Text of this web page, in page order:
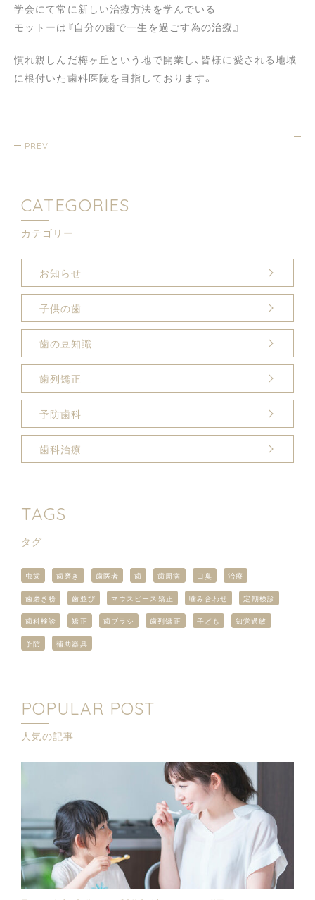
学会にて常に新しい治療方法を学んでいる
モットーは『自分の歯で一生を過ごす為の治療』
慣れ親しんだ梅ヶ丘という地で開業し、皆様に愛される地域
に根付いた歯科医院を目指しております。
PREV
CATEGORIES
カテゴリー
お知らせ
子供の歯
歯の豆知識
歯列矯正
予防歯科
歯科治療
TAGS
タグ
虫歯 歯磨き 歯医者 歯 歯周病 口臭 治療
歯磨き粉 歯並び マウスピース矯正 噛み合わせ 定期検診
歯科検診 矯正 歯ブラシ 歯列矯正 子ども 知覚過敏
予防 補助器具
POPULAR POST
人気の記事